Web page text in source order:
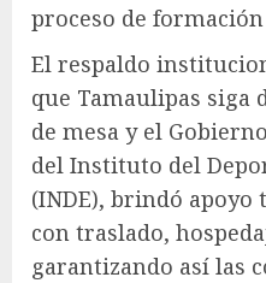
proceso de
El respaldo
que Tamaulipas siga
de mesa y el
del Instituto del
(INDE), brindó apoyo
con traslado,
garantizando así las